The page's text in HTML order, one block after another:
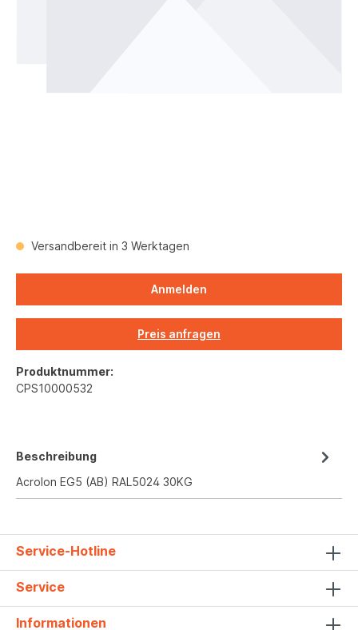
Versandbereit in 3 Werktagen
Anmelden
Preis anfragen
Produktnummer:
CPS10000532
Beschreibung
Acrolon EG5 (AB) RAL5024 30KG
Service-Hotline
Service
Informationen